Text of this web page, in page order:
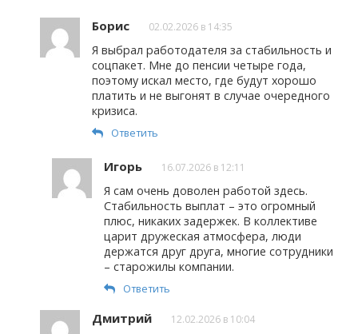
Борис 02.02.2026 в 14:35
Я выбрал работодателя за стабильность и
соцпакет. Мне до пенсии четыре года,
поэтому искал место, где будут хорошо
платить и не выгонят в случае очередного
кризиса.
Ответить
Игорь 16.07.2026 в 12:11
Я сам очень доволен работой здесь.
Стабильность выплат – это огромный
плюс, никаких задержек. В коллективе
царит дружеская атмосфера, люди
держатся друг друга, многие сотрудники
– старожилы компании.
Ответить
Дмитрий 12.02.2026 в 10:04